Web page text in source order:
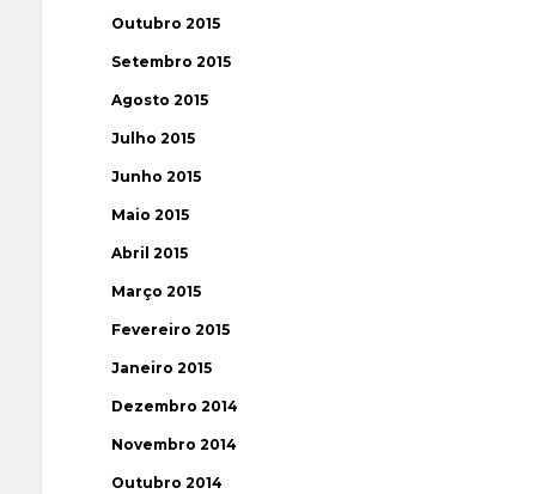
Outubro 2015
Setembro 2015
Agosto 2015
Julho 2015
Junho 2015
Maio 2015
Abril 2015
Março 2015
Fevereiro 2015
Janeiro 2015
Dezembro 2014
Novembro 2014
Outubro 2014